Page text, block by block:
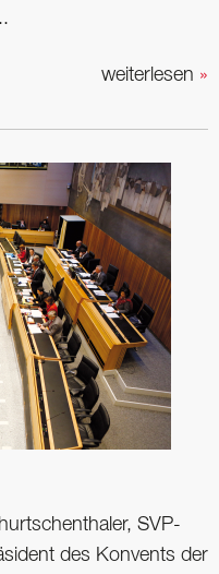
weiterlesen »
SVP-
des Konvents der